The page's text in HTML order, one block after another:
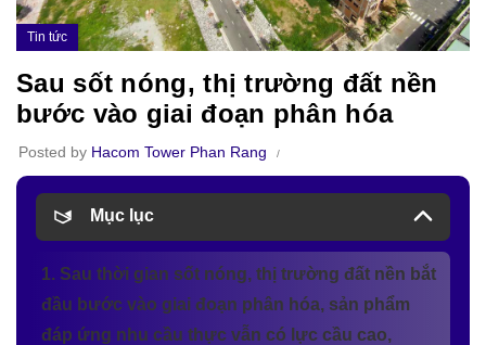
Tin tức
Sau sốt nóng, thị trường đất nền
bước vào giai đoạn phân hóa
Posted by Hacom Tower Phan Rang
Mục lục
1. Sau thời gian sốt nóng, thị trường đất nền bắt
đầu bước vào giai đoạn phân hóa, sản phẩm
đáp ứng nhu cầu thực vẫn có lực cầu cao,